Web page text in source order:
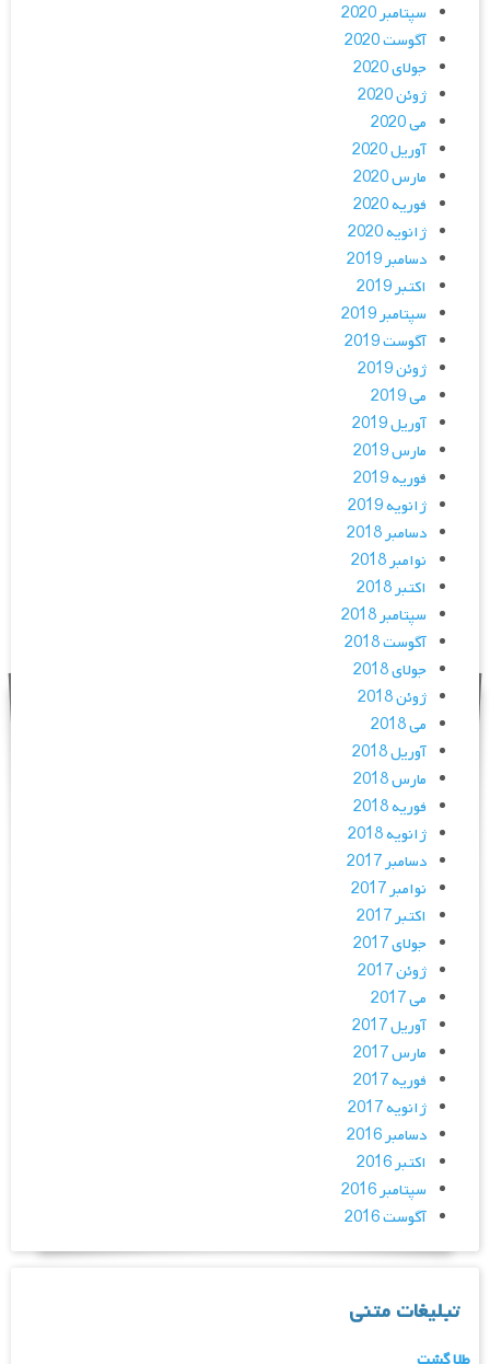
سپتامبر 2020
آگوست 2020
جولای 2020
ژوئن 2020
می 2020
آوریل 2020
مارس 2020
فوریه 2020
ژانویه 2020
دسامبر 2019
اکتبر 2019
سپتامبر 2019
آگوست 2019
ژوئن 2019
می 2019
آوریل 2019
مارس 2019
فوریه 2019
ژانویه 2019
دسامبر 2018
نوامبر 2018
اکتبر 2018
سپتامبر 2018
آگوست 2018
جولای 2018
ژوئن 2018
می 2018
آوریل 2018
مارس 2018
فوریه 2018
ژانویه 2018
دسامبر 2017
نوامبر 2017
اکتبر 2017
جولای 2017
ژوئن 2017
می 2017
آوریل 2017
مارس 2017
فوریه 2017
ژانویه 2017
دسامبر 2016
اکتبر 2016
سپتامبر 2016
آگوست 2016
تبلیغات متنی